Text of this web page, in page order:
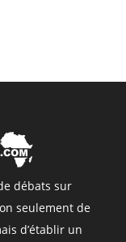
débats sur
seulement de
d’établir un